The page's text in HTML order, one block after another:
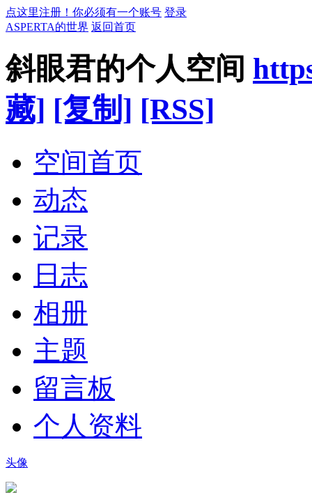
点这里注册！你必须有一个账号 登录
ASPERTA的世界 返回首页
斜眼君的个人空间
藏] [复制] [RSS]
空间首页
动态
记录
日志
相册
主题
留言板
个人资料
头像